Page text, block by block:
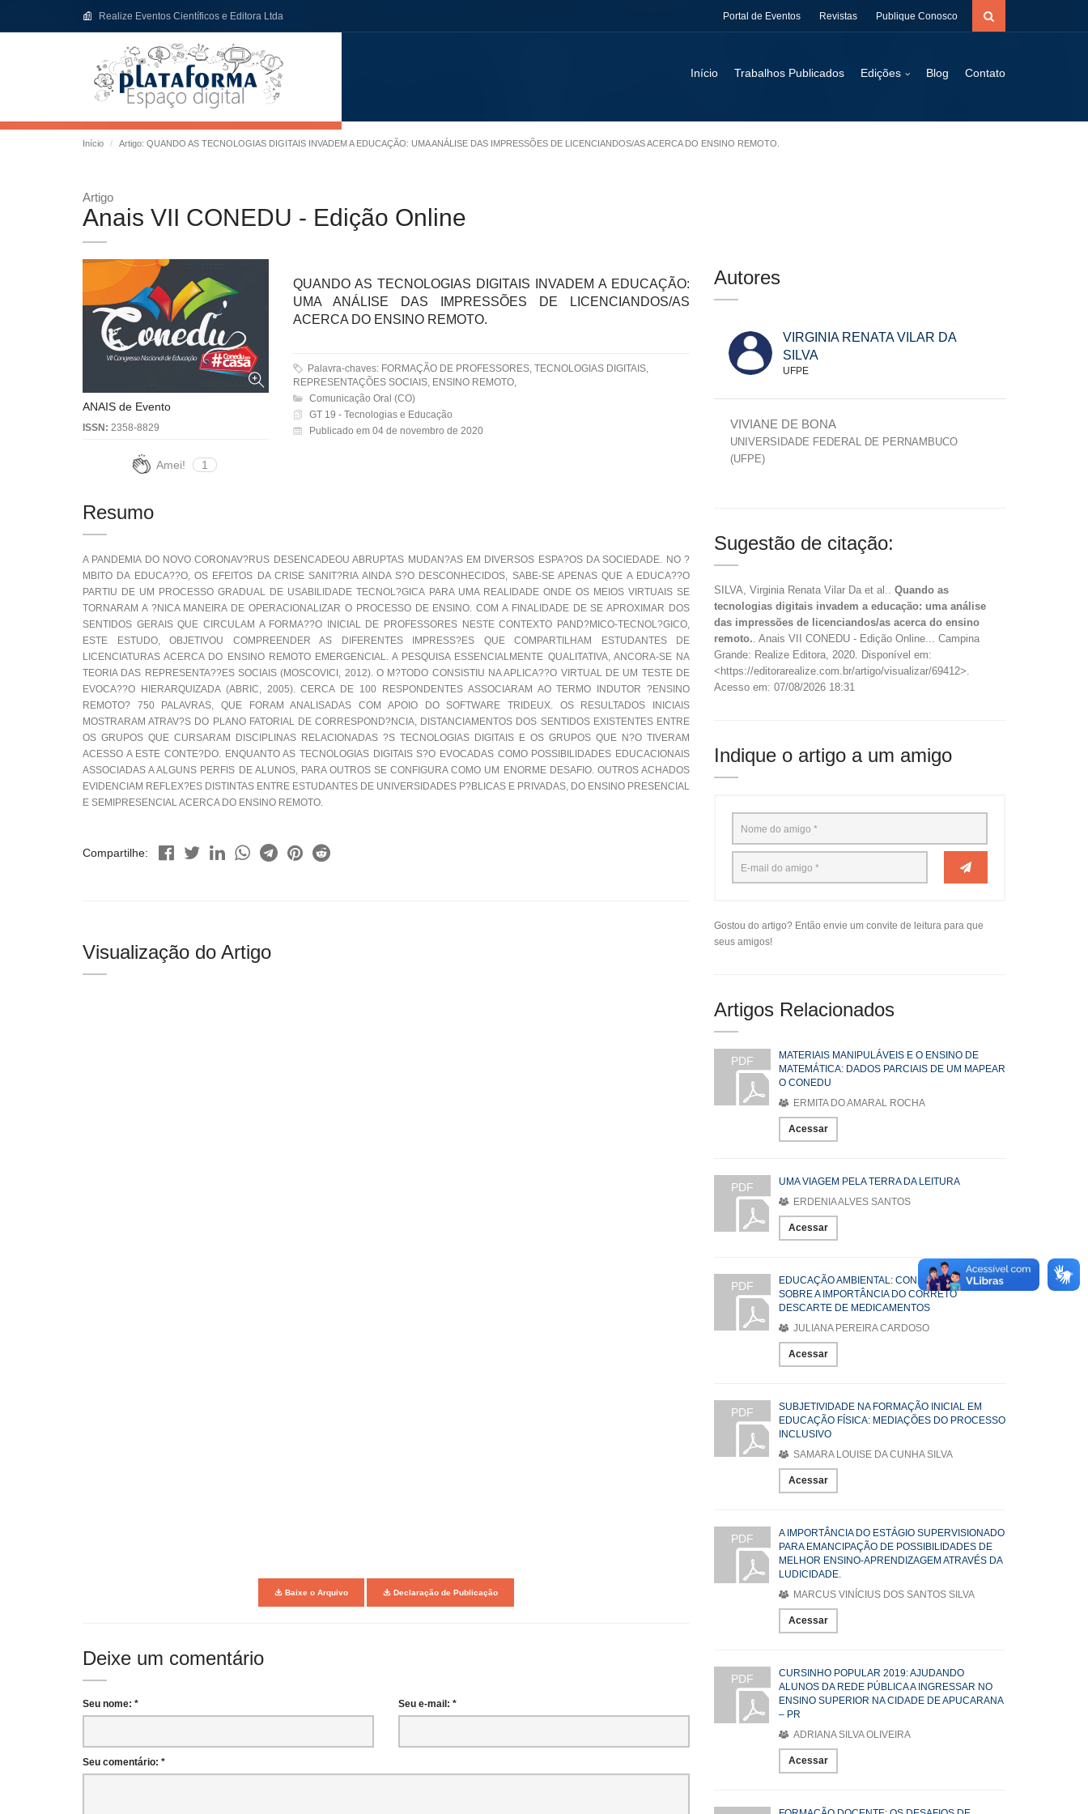
Realize Eventos Científicos e Editora Ltda Portal de Eventos Revistas Publique Conosco
Início Trabalhos Publicados Edições Blog Contato
Início Artigo: QUANDO AS TECNOLOGIAS DIGITAIS INVADEM A EDUCAÇÃO: UMA ANÁLISE DAS IMPRESSÕES DE LICENCIANDOS/AS ACERCA DO ENSINO REMOTO.
Artigo
Anais VII CONEDU - Edição Online
ANAIS de Evento
ISSN: 2358-8829
Amei! 1
QUANDO AS TECNOLOGIAS DIGITAIS INVADEM A EDUCAÇÃO:
UMA ANÁLISE DAS IMPRESSÕES DE LICENCIANDOS/AS
ACERCA DO ENSINO REMOTO.
Palavra-chaves: FORMAÇÃO DE PROFESSORES, TECNOLOGIAS DIGITAIS,
REPRESENTAÇÕES SOCIAIS, ENSINO REMOTO,
Comunicação Oral (CO)
GT 19 - Tecnologias e Educação
Publicado em 04 de novembro de 2020
Resumo
A PANDEMIA DO NOVO CORONAV?RUS DESENCADEOU ABRUPTAS MUDAN?AS EM DIVERSOS ESPA?OS DA SOCIEDADE. NO ?
MBITO DA EDUCA??O, OS EFEITOS DA CRISE SANIT?RIA AINDA S?O DESCONHECIDOS, SABE-SE APENAS QUE A EDUCA??O
PARTIU DE UM PROCESSO GRADUAL DE USABILIDADE TECNOL?GICA PARA UMA REALIDADE ONDE OS MEIOS VIRTUAIS SE
TORNARAM A ?NICA MANEIRA DE OPERACIONALIZAR O PROCESSO DE ENSINO. COM A FINALIDADE DE SE APROXIMAR DOS
SENTIDOS GERAIS QUE CIRCULAM A FORMA??O INICIAL DE PROFESSORES NESTE CONTEXTO PAND?MICO-TECNOL?GICO,
ESTE ESTUDO, OBJETIVOU COMPREENDER AS DIFERENTES IMPRESS?ES QUE COMPARTILHAM ESTUDANTES DE
LICENCIATURAS ACERCA DO ENSINO REMOTO EMERGENCIAL. A PESQUISA ESSENCIALMENTE QUALITATIVA, ANCORA-SE NA
TEORIA DAS REPRESENTA??ES SOCIAIS (MOSCOVICI, 2012). O M?TODO CONSISTIU NA APLICA??O VIRTUAL DE UM TESTE DE
EVOCA??O HIERARQUIZADA (ABRIC, 2005). CERCA DE 100 RESPONDENTES ASSOCIARAM AO TERMO INDUTOR ?ENSINO
REMOTO? 750 PALAVRAS, QUE FORAM ANALISADAS COM APOIO DO SOFTWARE TRIDEUX. OS RESULTADOS INICIAIS
MOSTRARAM ATRAV?S DO PLANO FATORIAL DE CORRESPOND?NCIA, DISTANCIAMENTOS DOS SENTIDOS EXISTENTES ENTRE
OS GRUPOS QUE CURSARAM DISCIPLINAS RELACIONADAS ?S TECNOLOGIAS DIGITAIS E OS GRUPOS QUE N?O TIVERAM
ACESSO A ESTE CONTE?DO. ENQUANTO AS TECNOLOGIAS DIGITAIS S?O EVOCADAS COMO POSSIBILIDADES EDUCACIONAIS
ASSOCIADAS A ALGUNS PERFIS DE ALUNOS, PARA OUTROS SE CONFIGURA COMO UM ENORME DESAFIO. OUTROS ACHADOS
EVIDENCIAM REFLEX?ES DISTINTAS ENTRE ESTUDANTES DE UNIVERSIDADES P?BLICAS E PRIVADAS, DO ENSINO PRESENCIAL
E SEMIPRESENCIAL ACERCA DO ENSINO REMOTO.
Compartilhe:
Visualização do Artigo
Baixe o Arquivo Declaração de Publicação
Deixe um comentário
Seu nome: * Seu e-mail: *
Seu comentário: *
Autores
VIRGINIA RENATA VILAR DA
SILVA
UFPE
VIVIANE DE BONA
UNIVERSIDADE FEDERAL DE PERNAMBUCO
(UFPE)
Sugestão de citação:
SILVA, Virginia Renata Vilar Da et al.. Quando as
tecnologias digitais invadem a educação: uma análise
das impressões de licenciandos/as acerca do ensino
remoto.. Anais VII CONEDU - Edição Online... Campina
Grande: Realize Editora, 2020. Disponível em:
<https://editorarealize.com.br/artigo/visualizar/69412>.
Acesso em: 07/08/2026 18:31
Indique o artigo a um amigo
Gostou do artigo? Então envie um convite de leitura para que
seus amigos!
Artigos Relacionados
PDF
MATERIAIS MANIPULÁVEIS E O ENSINO DE
MATEMÁTICA: DADOS PARCIAIS DE UM MAPEAR
O CONEDU
ERMITA DO AMARAL ROCHA
Acessar
PDF
UMA VIAGEM PELA TERRA DA LEITURA
ERDENIA ALVES SANTOS
Acessar
PDF
EDUCAÇÃO AMBIENTAL: CONSCIENTIZAÇÃO
SOBRE A IMPORTÂNCIA DO CORRETO
DESCARTE DE MEDICAMENTOS
JULIANA PEREIRA CARDOSO
Acessar
PDF
SUBJETIVIDADE NA FORMAÇÃO INICIAL EM
EDUCAÇÃO FÍSICA: MEDIAÇÕES DO PROCESSO
INCLUSIVO
SAMARA LOUISE DA CUNHA SILVA
Acessar
PDF
A IMPORTÂNCIA DO ESTÁGIO SUPERVISIONADO
PARA EMANCIPAÇÃO DE POSSIBILIDADES DE
MELHOR ENSINO-APRENDIZAGEM ATRAVÉS DA
LUDICIDADE.
MARCUS VINÍCIUS DOS SANTOS SILVA
Acessar
PDF
CURSINHO POPULAR 2019: AJUDANDO
ALUNOS DA REDE PÚBLICA A INGRESSAR NO
ENSINO SUPERIOR NA CIDADE DE APUCARANA
– PR
ADRIANA SILVA OLIVEIRA
Acessar